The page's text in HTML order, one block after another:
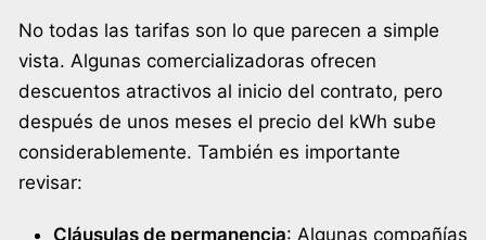
No todas las tarifas son lo que parecen a simple
vista. Algunas comercializadoras ofrecen
descuentos atractivos al inicio del contrato, pero
después de unos meses el precio del kWh sube
considerablemente. También es importante
revisar:
Cláusulas de permanencia: Algunas compañías